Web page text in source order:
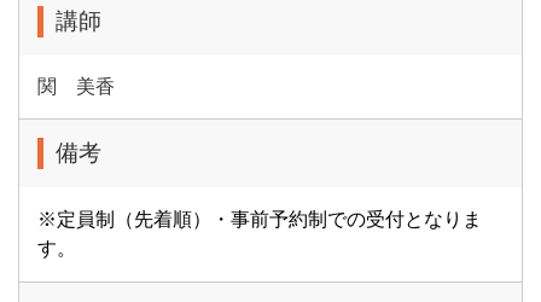
講師
関 美香
備考
※定員制（先着順）・事前予約制での受付となりま
す。